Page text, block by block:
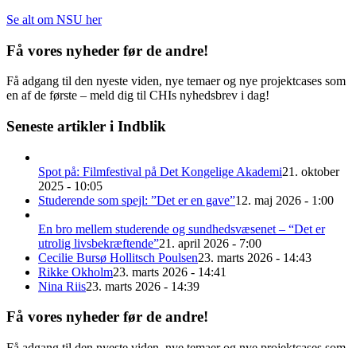
Se alt om NSU her
Få vores nyheder før de andre!
Få adgang til den nyeste viden, nye temaer og nye projektcases som
en af de første – meld dig til CHIs nyhedsbrev i dag!
Seneste artikler i Indblik
Spot på: Filmfestival på Det Kongelige Akademi21. oktober
2025 - 10:05
Studerende som spejl: ”Det er en gave”12. maj 2026 - 1:00
En bro mellem studerende og sundhedsvæsenet – “Det er
utrolig livsbekræftende”21. april 2026 - 7:00
Cecilie Bursø Hollitsch Poulsen23. marts 2026 - 14:43
Rikke Okholm23. marts 2026 - 14:41
Nina Riis23. marts 2026 - 14:39
Få vores nyheder før de andre!